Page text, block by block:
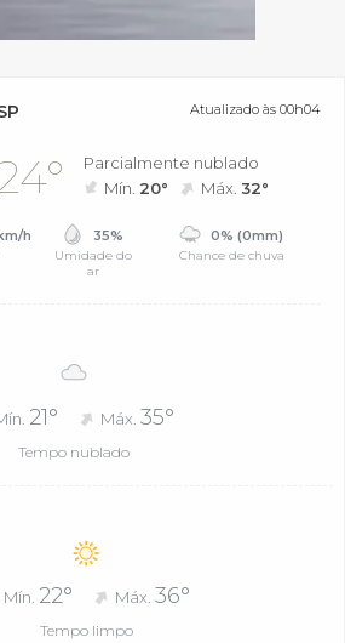
Atualizado às 00h04
Parcialmente nublado
Mín. 20° Máx.32°
h 35%
Umidade do
ar
0% (0mm)
Chance de chuva
21° Máx. 35°
Tempo nublado
Mín. 22° Máx. 36°
Tempo limpo